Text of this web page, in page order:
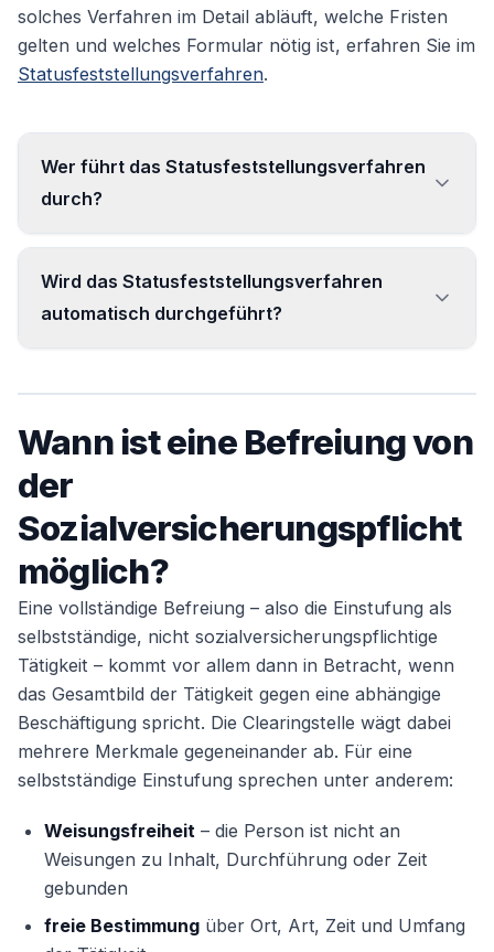
solches Verfahren im Detail abläuft, welche Fristen
gelten und welches Formular nötig ist, erfahren Sie im
Statusfeststellungsverfahren.
Wer führt das Statusfeststellungsverfahren
durch?
Rentenversicherung Bund – ihre Entscheidung
ist für alle Sozialversicherungsträger verbindlich.
Wird das Statusfeststellungsverfahren
automatisch durchgeführt?
Anmeldung ausgelöst; in anderen Fällen können
Wann ist eine Befreiung von
der
Sozialversicherungspflicht
möglich?
Eine vollständige Befreiung – also die Einstufung als
selbstständige, nicht sozialversicherungspflichtige
Tätigkeit – kommt vor allem dann in Betracht, wenn
das Gesamtbild der Tätigkeit gegen eine abhängige
Beschäftigung spricht. Die Clearingstelle wägt dabei
mehrere Merkmale gegeneinander ab. Für eine
selbstständige Einstufung sprechen unter anderem:
Weisungsfreiheit – die Person ist nicht an
Weisungen zu Inhalt, Durchführung oder Zeit
gebunden
freie Bestimmung über Ort, Art, Zeit und Umfang